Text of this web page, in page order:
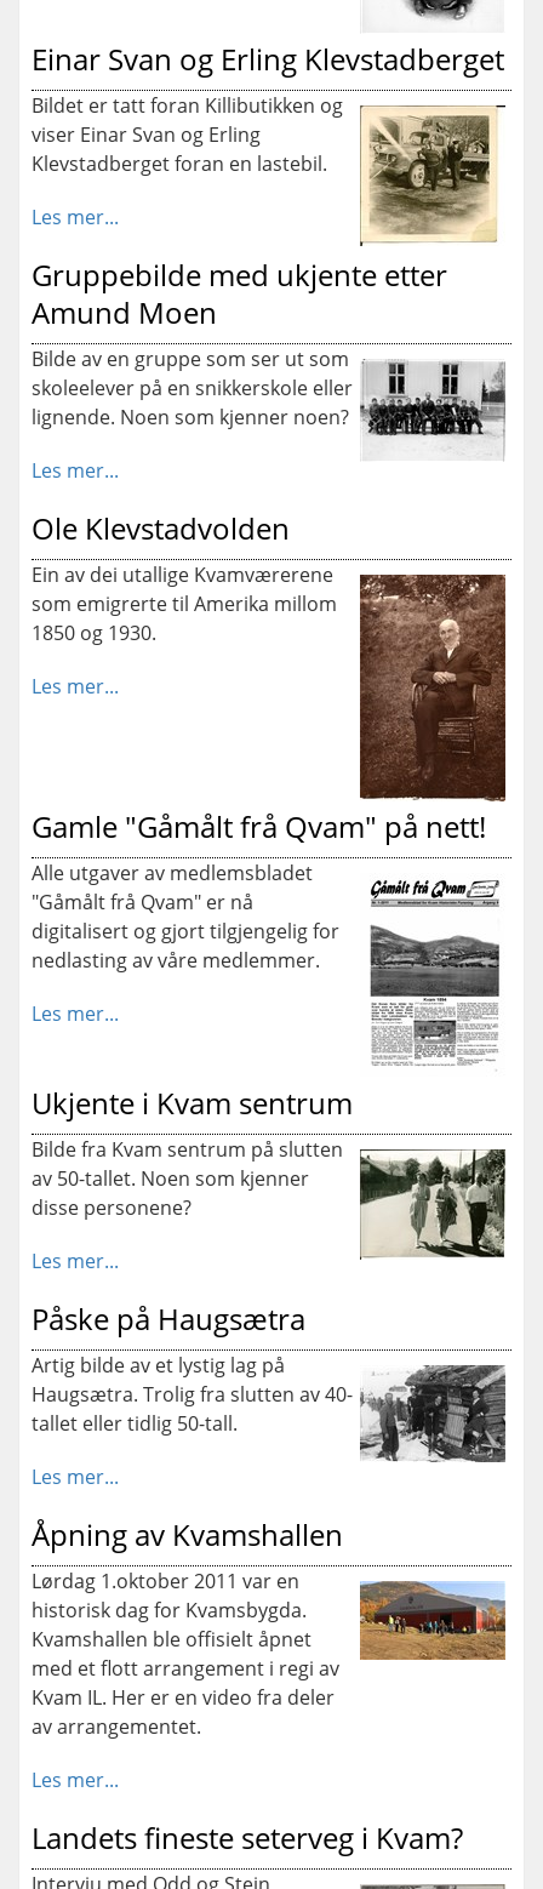
Einar Svan og Erling Klevstadberget
Bildet er tatt foran Killibutikken og
viser Einar Svan og Erling
Klevstadberget foran en lastebil.
Les mer...
Gruppebilde med ukjente etter
Amund Moen
Bilde av en gruppe som ser ut som
skoleelever på en snikkerskole eller
lignende. Noen som kjenner noen?
Les mer...
Ole Klevstadvolden
Ein av dei utallige Kvamværerene
som emigrerte til Amerika millom
1850 og 1930.
Les mer...
Gamle "Gåmålt frå Qvam" på nett!
Alle utgaver av medlemsbladet
"Gåmålt frå Qvam" er nå
digitalisert og gjort tilgjengelig for
nedlasting av våre medlemmer.
Les mer...
Ukjente i Kvam sentrum
Bilde fra Kvam sentrum på slutten
av 50-tallet. Noen som kjenner
disse personene?
Les mer...
Påske på Haugsætra
Artig bilde av et lystig lag på
Haugsætra. Trolig fra slutten av 40-
tallet eller tidlig 50-tall.
Les mer...
Åpning av Kvamshallen
Lørdag 1.oktober 2011 var en
historisk dag for Kvamsbygda.
Kvamshallen ble offisielt åpnet
med et flott arrangement i regi av
Kvam IL. Her er en video fra deler
av arrangementet.
Les mer...
Landets fineste seterveg i Kvam?
Intervju med Odd og Stein